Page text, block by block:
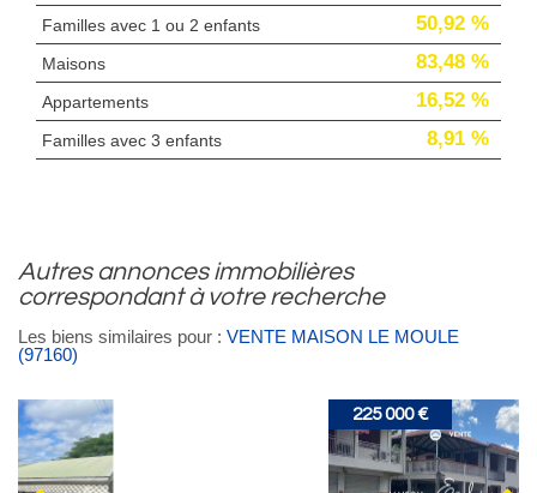
Familles avec 1 ou 2 enfants 50,92 %
Maisons 83,48 %
Appartements 16,52 %
Familles avec 3 enfants 8,91 %
autres annonces immobilières
correspondant à votre recherche
Les biens similaires pour : VENTE MAISON LE MOULE
(97160)